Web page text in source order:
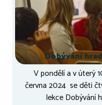
Dobývání
V pondělí a v úterý
června 2024 se děti
lekce Dobývání